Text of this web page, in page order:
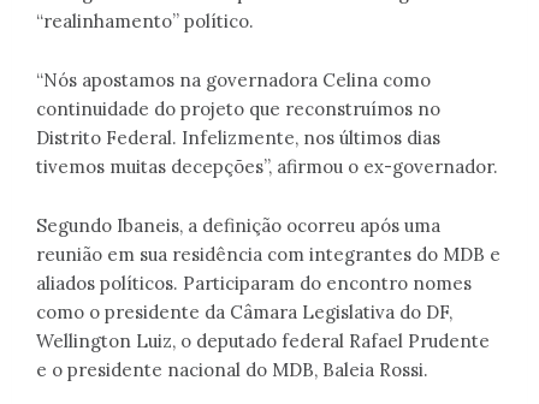
“realinhamento” político.
“Nós apostamos na governadora Celina como
continuidade do projeto que reconstruímos no
Distrito Federal. Infelizmente, nos últimos dias
tivemos muitas decepções”, afirmou o ex-governador.
Segundo Ibaneis, a definição ocorreu após uma
reunião em sua residência com integrantes do MDB e
aliados políticos. Participaram do encontro nomes
como o presidente da Câmara Legislativa do DF,
Wellington Luiz, o deputado federal Rafael Prudente
e o presidente nacional do MDB, Baleia Rossi.